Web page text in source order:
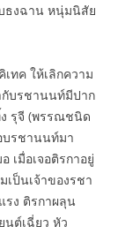
ธงฉาน หนุ่มนิสัย
ทค ให้เลิกความ
กับรชานนท์มีปาก
ง รุจี (พรรณชนิด
บรชานนท์มา
เมื่อเจอติรกาอยู่
เป็นเจ้าของรชา
รง ติรกาผลุน
นต์เฉี่ยว หัว